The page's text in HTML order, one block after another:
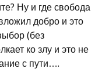
Ну и где свобода
добро и это
(без
ко злу и это не
с пути….